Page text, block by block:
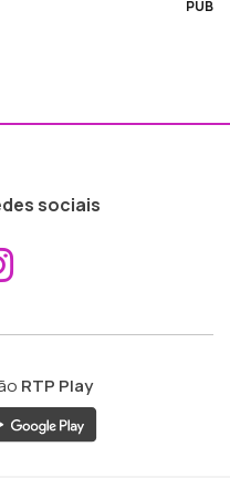
PUB
sociais
ao
RTP Play